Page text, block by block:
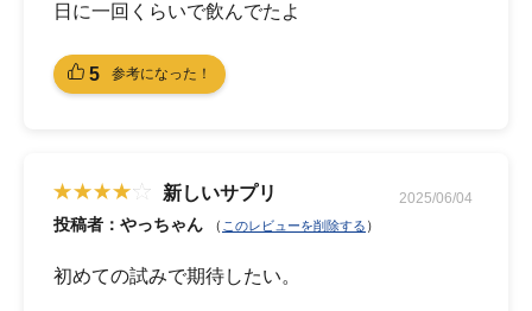
日に一回くらいで飲んでたよ
5 参考になった！
新しいサプリ 2025/06/04
投稿者：やっちゃん （ このレビューを削除する ）
初めての試みで期待したい。